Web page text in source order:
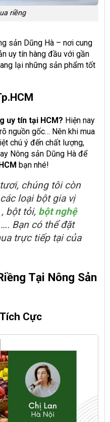
riềng
sản Dũng Hà – nơi cung
uy tín hàng đầu với gần
lại những sản phẩm tốt
uy tín tại HCM? Hiện nay
nguồn gốc… Nên khi mua
chú ý đến chất lượng,
Nông sản Dũng Hà để
bạn nhé!
chúng tôi còn
loại bột gia vị
bột tỏi, bột nghệ
Bạn có thể đặt
trực tiếp tại của
Tại Nông Sản
Cực